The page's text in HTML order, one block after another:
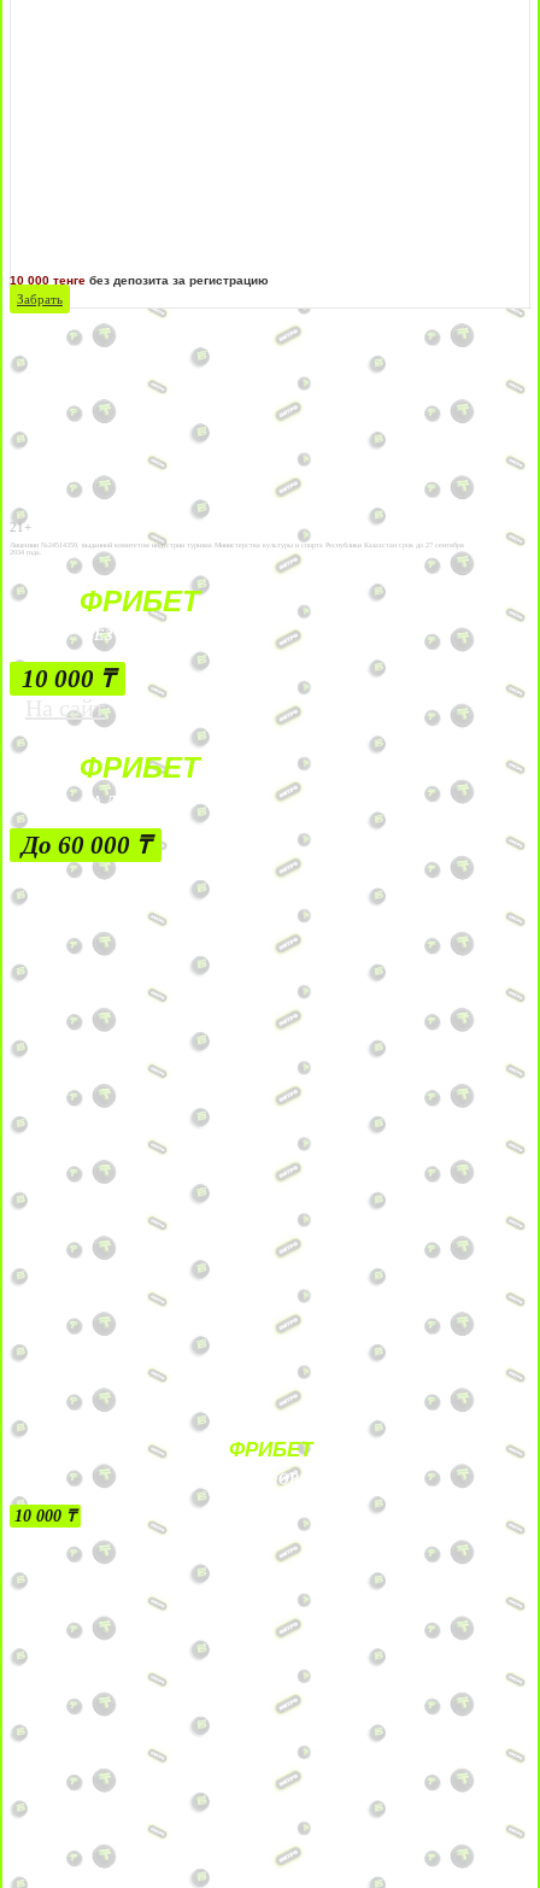
10 000 тенге без депозита за регистрацию
Забрать
21+
Лицензии №24514359, выданной комитетом индустрии туризма Министерства культуры и спорта Республики Казахстан срок до 27 сентября
2034 года.
ФРИБЕТ
БЕЗ УСЛОВИЙ
10 000 ₸
На сайт
ФРИБЕТ
ЗА ДЕПОЗИТЫ
До 60 000 ₸
ФРИБЕТ
БЕЗ УСЛОВИЙ
10 000 ₸